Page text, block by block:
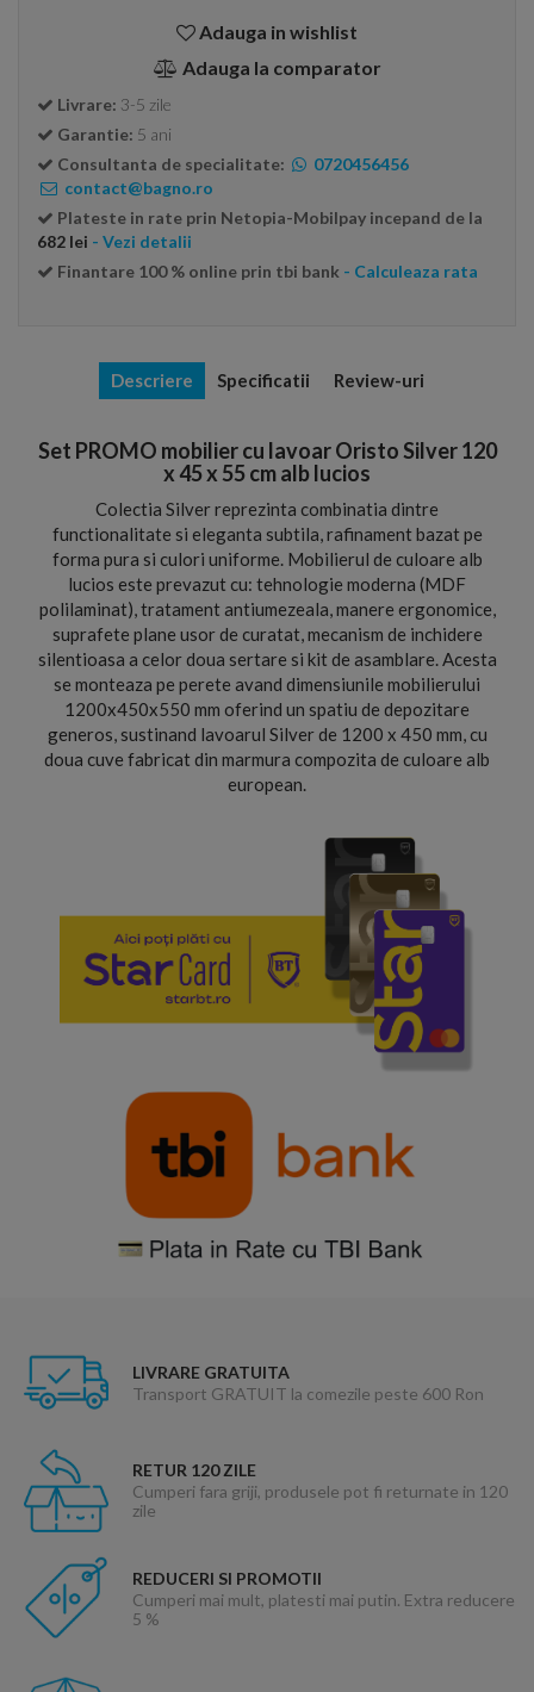
Adauga in wishlist
Adauga la comparator
Livrare: 3-5 zile
Garantie: 5 ani
Consultanta de specialitate:
0720456456
contact@bagno.ro
Plateste in rate prin Netopia-Mobilpay incepand de la
682 lei - Vezi detalii
Finantare 100 % online prin tbi bank - Calculeaza rata
Descriere Specificatii Review-uri
Set PROMO mobilier cu lavoar Oristo Silver 120
x 45 x 55 cm alb lucios
Colectia Silver reprezinta combinatia dintre
functionalitate si eleganta subtila, rafinament bazat pe
forma pura si culori uniforme. Mobilierul de culoare alb
lucios este prevazut cu: tehnologie moderna (MDF
polilaminat), tratament antiumezeala, manere ergonomice,
suprafete plane usor de curatat, mecanism de inchidere
silentioasa a celor doua sertare si kit de asamblare. Acesta
se monteaza pe perete avand dimensiunile mobilierului
1200x450x550 mm oferind un spatiu de depozitare
generos, sustinand lavoarul Silver de 1200 x 450 mm, cu
doua cuve fabricat din marmura compozita de culoare alb
european.
LIVRARE GRATUITA
Transport GRATUIT la comezile peste 600 Ron
RETUR 120 ZILE
Cumperi fara griji, produsele pot fi returnate in 120
zile
REDUCERI SI PROMOTII
Cumperi mai mult, platesti mai putin. Extra reducere
5 %